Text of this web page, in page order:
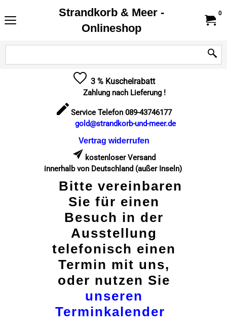
Strandkorb & Meer -
Onlineshop
0
3 % Kuschelrabatt
Zahlung nach Lieferung !
Service Telefon 089-43746177
gold@strandkorb-und-meer.de
Vertrag widerrufen
kostenloser Versand
innerhalb von Deutschland (außer Inseln)
Bitte vereinbaren
Sie für einen
Besuch in der
Ausstellung
telefonisch einen
Termin mit uns,
oder nutzen Sie
unseren
Terminkalender